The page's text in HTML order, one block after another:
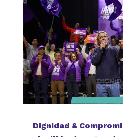
Dignidad &